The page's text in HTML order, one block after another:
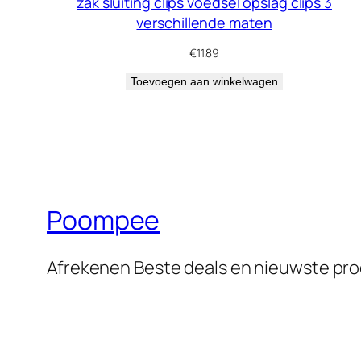
verschillende maten
€11.89
Toevoegen aan winkelwagen
Poompee
Afrekenen Beste deals en nieuwste